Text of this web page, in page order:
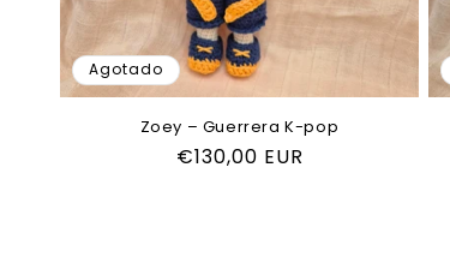
Agotado
Zoey – Guerrera K-pop
Precio
€130,00 EUR